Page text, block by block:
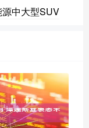
中大型SUV